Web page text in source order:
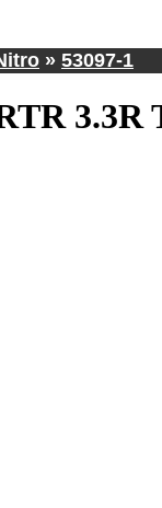
» 53097-1
3.3R